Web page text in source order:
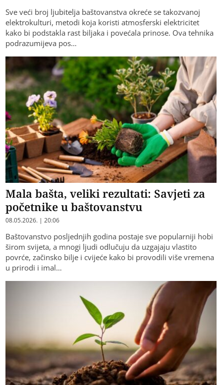
Sve veći broj ljubitelja baštovanstva okreće se takozvanoj
elektrokulturi, metodi koja koristi atmosferski elektricitet
kako bi podstakla rast biljaka i povećala prinose. Ova tehnika
podrazumijeva pos…
Mala bašta, veliki rezultati: Savjeti za
početnike u baštovanstvu
08.05.2026. | 20:06
Baštovanstvo posljednjih godina postaje sve popularniji hobi
širom svijeta, a mnogi ljudi odlučuju da uzgajaju vlastito
povrće, začinsko bilje i cvijeće kako bi provodili više vremena
u prirodi i imal…